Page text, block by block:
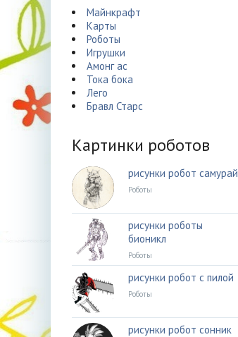
Майнкрафт
Карты
Роботы
Игрушки
Амонг ас
Тока бока
Лего
Бравл Старс
Картинки роботов
рисунки робот самурай
Роботы
рисунки роботы
бионикл
Роботы
рисунки робот с пилой
Роботы
рисунки робот сонник